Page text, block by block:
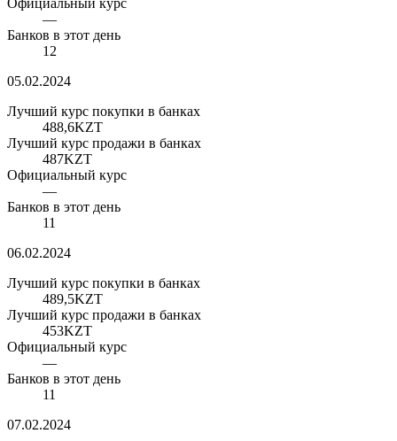
Официальный курс
—
Банков в этот день
12
05.02.2024
Лучший курс покупки в банках
488,6KZT
Лучший курс продажи в банках
487KZT
Официальный курс
—
Банков в этот день
11
06.02.2024
Лучший курс покупки в банках
489,5KZT
Лучший курс продажи в банках
453KZT
Официальный курс
—
Банков в этот день
11
07.02.2024